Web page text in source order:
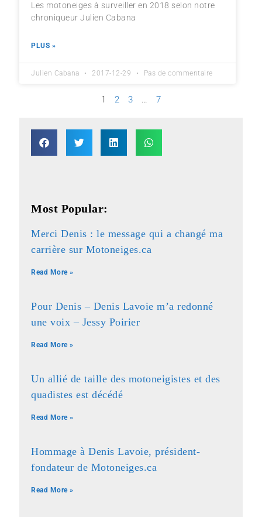
Les motoneiges à surveiller en 2018 selon notre
chroniqueur Julien Cabana
PLUS »
Julien Cabana 2017-12-29 Pas de commentaire
1 2 3 … 7
Most Popular:
Merci Denis : le message qui a changé ma
carrière sur Motoneiges.ca
Read More »
Pour Denis – Denis Lavoie m’a redonné
une voix – Jessy Poirier
Read More »
Un allié de taille des motoneigistes et des
quadistes est décédé
Read More »
Hommage à Denis Lavoie, président-
fondateur de Motoneiges.ca
Read More »